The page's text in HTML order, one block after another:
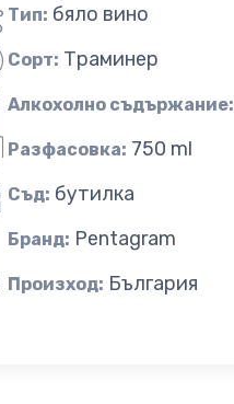
Тип: бяло вино
Сорт: Траминер
Алкохолно съдържание:
Разфасовка: 750 ml
Съд: бутилка
Бранд: Pentagram
Произход: България